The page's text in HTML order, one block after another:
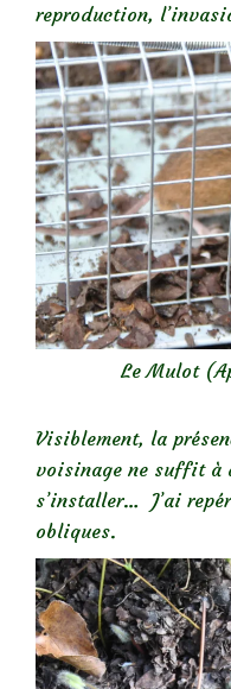
reproduction,
Le Mulot
Visiblement, la
voisinage ne suffit à
s’installer… J’ai
obliques.